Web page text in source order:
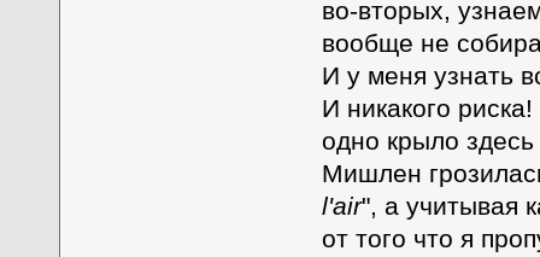
во-вторых,
вообще не
И у меня узнать
И никакого
одно крыло
Мишлен
l'air", а учитывая
от того что я